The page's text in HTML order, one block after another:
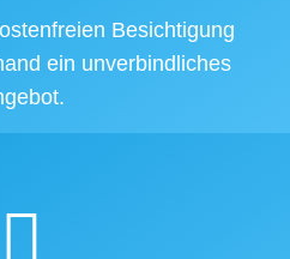
Besichtigung
ein unverbindliches